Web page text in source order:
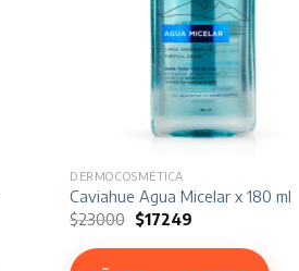
DERMOCOSMÉTICA
Caviahue Agua Micelar x 180 ml
$23000 El
precio
original
$17249El
actual